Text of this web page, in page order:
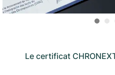
Le certificat